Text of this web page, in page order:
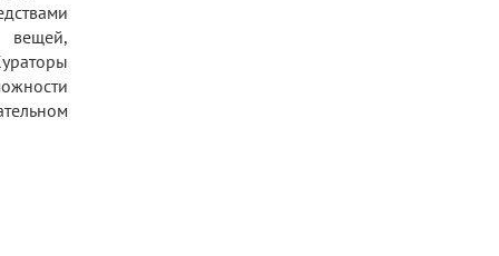
вещей,